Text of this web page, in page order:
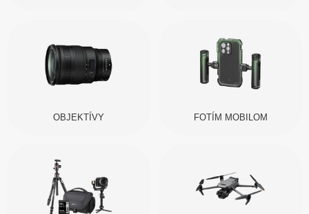
OBJEKTÍVY FOTÍM MOBILOM